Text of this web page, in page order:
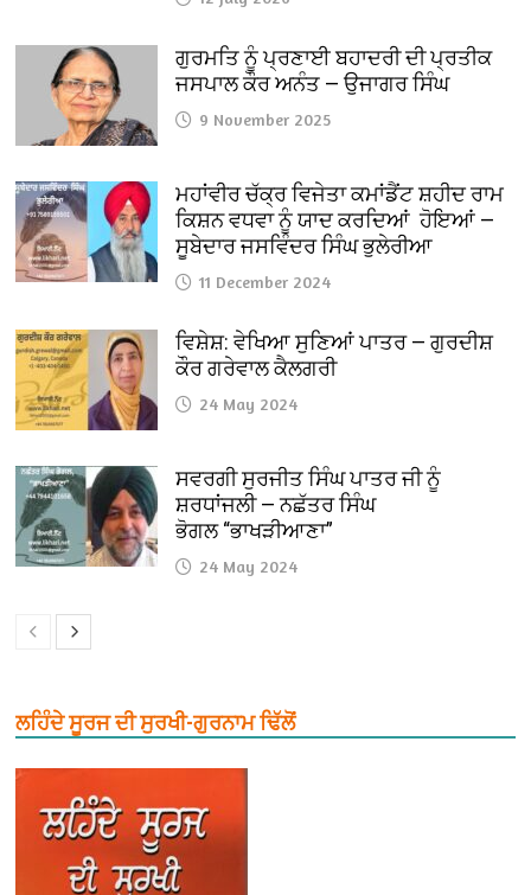
ਗੁਰਮਤਿ ਨੂੰ ਪ੍ਰਣਾਈ ਬਹਾਦਰੀ ਦੀ ਪ੍ਰਤੀਕ
ਜਸਪਾਲ ਕੌਰ ਅਨੰਤ — ਉਜਾਗਰ ਸਿੰਘ
9 November 2025
ਮਹਾਂਵੀਰ ਚੱਕ੍ਰ ਵਿਜੇਤਾ ਕਮਾਂਡੈਂਟ ਸ਼ਹੀਦ ਰਾਮ
ਕਿਸ਼ਨ ਵਧਵਾ ਨੂੰ ਯਾਦ ਕਰਦਿਆਂ ਹੋਇਆਂ —
ਸੂਬੇਦਾਰ ਜਸਵਿੰਦਰ ਸਿੰਘ ਭੁਲੇਰੀਆ
11 December 2024
ਵਿਸ਼ੇਸ਼: ਵੇਖਿਆ ਸੁਣਿਆਂ ਪਾਤਰ — ਗੁਰਦੀਸ਼
ਕੌਰ ਗਰੇਵਾਲ ਕੈਲਗਰੀ
24 May 2024
ਸਵਰਗੀ ਸੁਰਜੀਤ ਸਿੰਘ ਪਾਤਰ ਜੀ ਨੂੰ
ਸ਼ਰਧਾਂਜਲੀ — ਨਛੱਤਰ ਸਿੰਘ
ਭੋਗਲ “ਭਾਖੜੀਆਣਾ”
24 May 2024
ਲਹਿੰਦੇ ਸੂਰਜ ਦੀ ਸੁਰਖੀ-ਗੁਰਨਾਮ ਢਿੱਲੋਂ